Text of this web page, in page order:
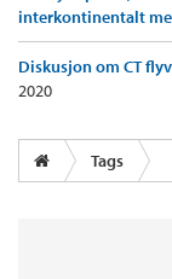
interkontinentalt
Diskusjon om CT
2020
Tags